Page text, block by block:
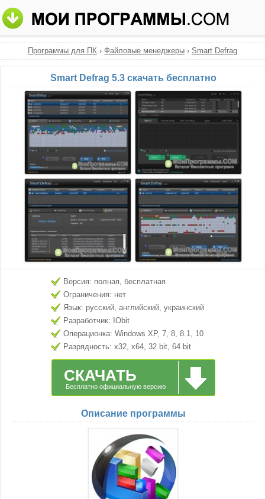
Программы для ПК › Файловые менеджеры › Smart Defrag
Smart Defrag 5.3 скачать бесплатно
Версия: полная, бесплатная
Ограничения: нет
Язык: русский, английский, украинский
Разработчик: IObit
Операционка: Windows XP, 7, 8, 8.1, 10
Разрядность: x32, x64, 32 bit, 64 bit
СКАЧАТЬ
Бесплатно официальную версию
Описание программы